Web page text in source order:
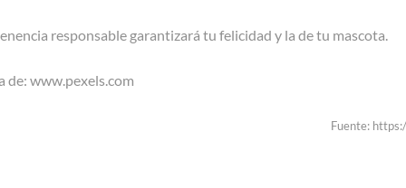
responsable garantizará tu felicidad y la de tu mascota.
de: www.pexels.com
Fuente: